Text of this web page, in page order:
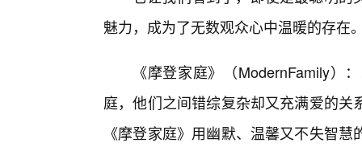
魅力，成为了无数观众心中温暖的存在
《摩登家庭》（ModernFamily）
庭，他们之间错综复杂却又充满爱的
《摩登家庭》用幽默、温馨又不失智